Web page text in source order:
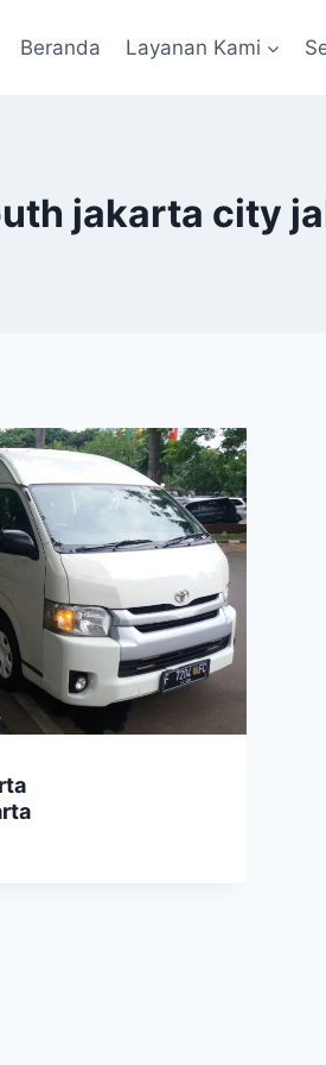
Beranda Layanan Kami
jakarta city